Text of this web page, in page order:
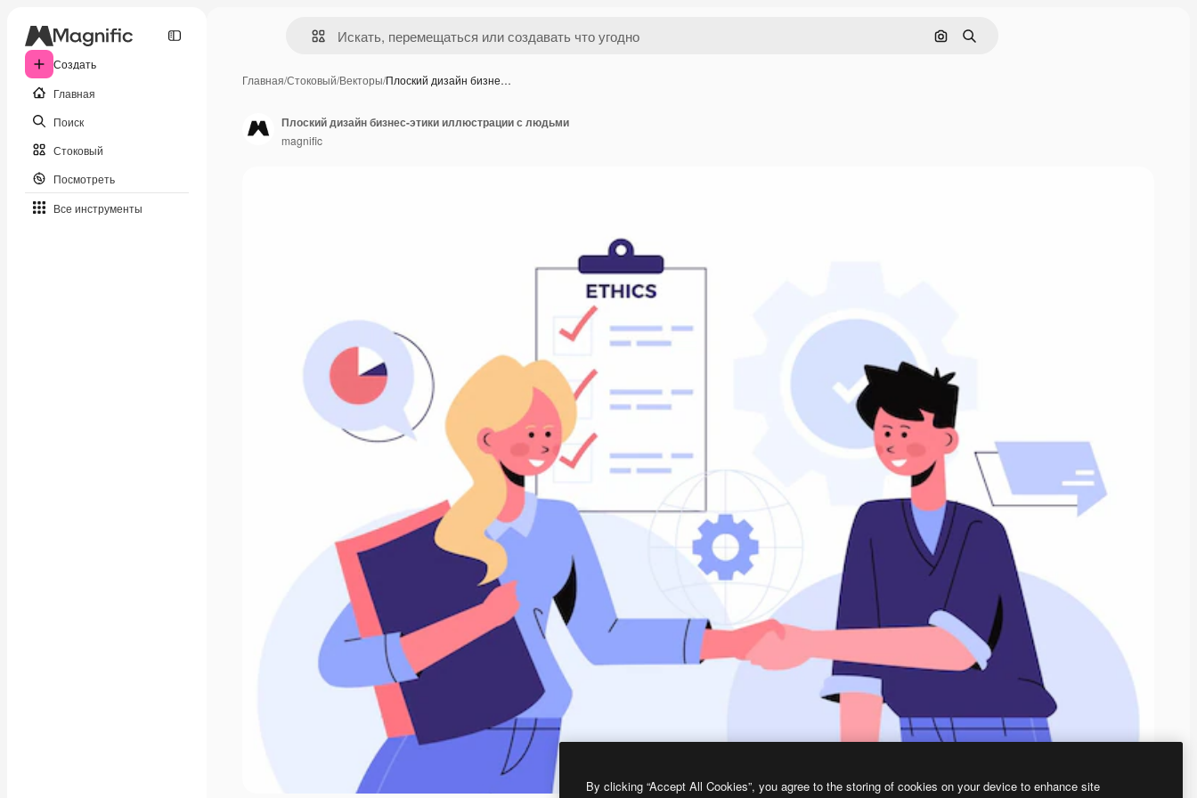
Создать
Главная
Поиск
Стоковый
Посмотреть
Все инструменты
Поиск по изображению
Поиск
Главная/Стоковый/Векторы/Плоский дизайн бизне…
Плоский дизайн бизнес-этики иллюстрации с людьми
magnific
By clicking “Accept All Cookies”, you agree to the storing of cookies on your device to enhance site